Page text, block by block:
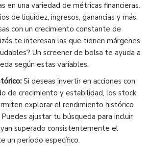
en una variedad de métricas financieras.
de liquidez, ingresos, ganancias y más.
con un crecimiento constante de
te interesan las que tienen márgenes
Un screener de bolsa te ayuda a
según estas variables.
Si deseas invertir en acciones con
de crecimiento y estabilidad, los stock
explorar el rendimiento histórico
ajustar tu búsqueda para incluir
superado consistentemente el
un período específico.